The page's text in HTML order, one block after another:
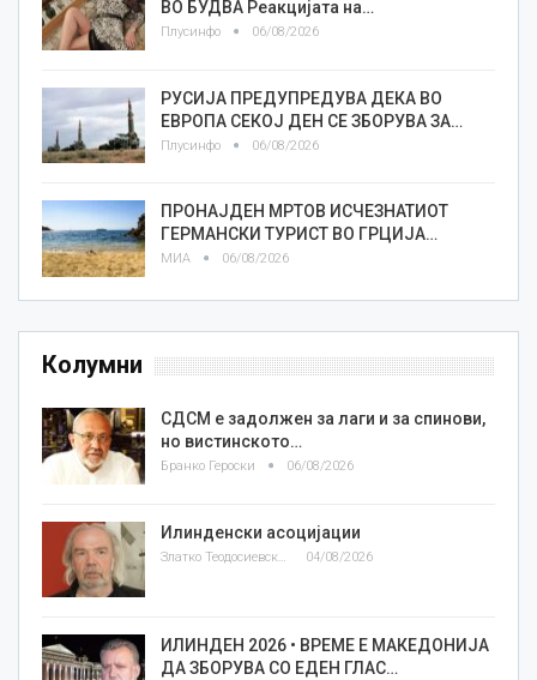
ВО БУДВА Реакцијата на…
Плусинфо 06/08/2026
РУСИЈА ПРЕДУПРЕДУВА ДЕКА ВО
ЕВРОПА СЕКОЈ ДЕН СЕ ЗБОРУВА ЗА…
Плусинфо 06/08/2026
ПРОНАЈДЕН МРТОВ ИСЧЕЗНАТИОТ
ГЕРМАНСКИ ТУРИСТ ВО ГРЦИЈА…
МИА 06/08/2026
Колумни
СДСМ е задолжен за лаги и за спинови,
но вистинското…
Бранко Героски 06/08/2026
Илинденски асоцијации
Златко Теодосиевски 04/08/2026
ИЛИНДЕН 2026 • ВРЕМЕ Е МАКЕДОНИЈА
ДА ЗБОРУВА СО ЕДЕН ГЛАС…